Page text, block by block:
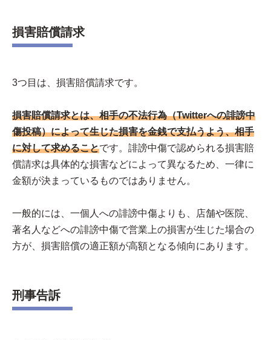
損害賠償請求
3つ目は、損害賠償請求です。
損害賠償請求とは、相手の不法行為（Twitterへの誹謗中
傷投稿）によって生じた損害を金銭で支払うよう、相手
に対して求めることです。誹謗中傷で認められる損害賠
償請求は具体的な損害などによって異なるため、一律に
金額が決まっているものではありません。
一般的には、一個人への誹謗中傷よりも、店舗や医院、
著名人などへの誹謗中傷で営業上の損害が生じた場合の
方が、損害賠償の適正額が高額となる傾向にあります。
刑事告訴